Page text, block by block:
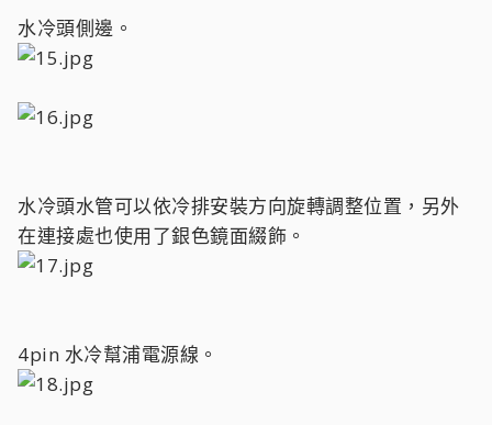
水冷頭側邊。
水冷頭水管可以依冷排安裝方向旋轉調整位置，另外
在連接處也使用了銀色鏡面綴飾。
4pin 水冷幫浦電源線。